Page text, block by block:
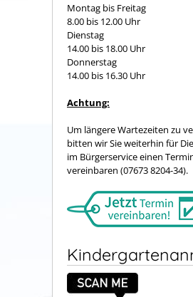
Montag bis Freitag
8.00 bis 12.00 Uhr
Dienstag
14.00 bis 18.00 Uhr
Donnerstag
14.00 bis 16.30 Uhr
Achtung:
Um längere Wartezeiten zu
bitten wir Sie weiterhin für
im Bürgerservice einen
vereinbaren (07673 8204-34).